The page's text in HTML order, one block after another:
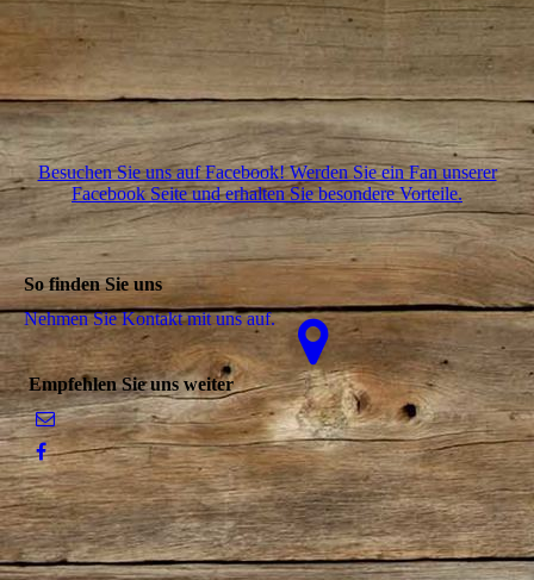
Besuchen Sie uns auf Facebook! Werden Sie ein Fan unserer
Facebook Seite und erhalten Sie besondere Vorteile.
So finden Sie uns
Nehmen Sie Kontakt mit uns auf.
Empfehlen Sie uns weiter